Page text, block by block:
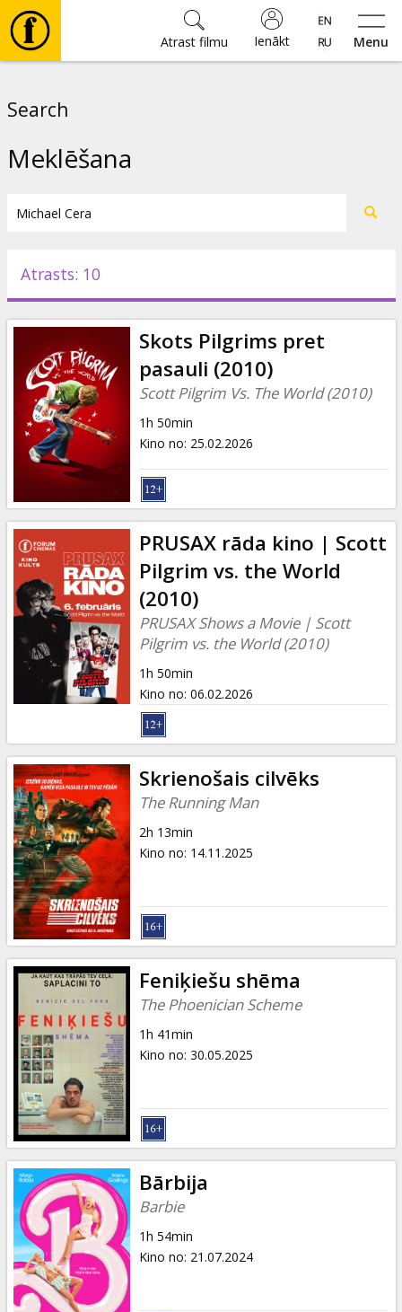
Menu
Ienākt
Atrast filmu
Pasākumi
Ziņas
Dāvanu
kartes
Uzkodas
B2B
Kino
Klubs
Search
Meklēšana
Atrasts: 10
Skots Pilgrims pret
pasauli (2010)
Scott Pilgrim Vs. The World (2010)
1h 50min
Kino no: 25.02.2026
PRUSAX rāda kino | Scott
Pilgrim vs. the World
(2010)
PRUSAX Shows a Movie | Scott
Pilgrim vs. the World (2010)
1h 50min
Kino no: 06.02.2026
Skrienošais cilvēks
The Running Man
2h 13min
Kino no: 14.11.2025
Feniķiešu shēma
The Phoenician Scheme
1h 41min
Kino no: 30.05.2025
Bārbija
Barbie
1h 54min
Kino no: 21.07.2024